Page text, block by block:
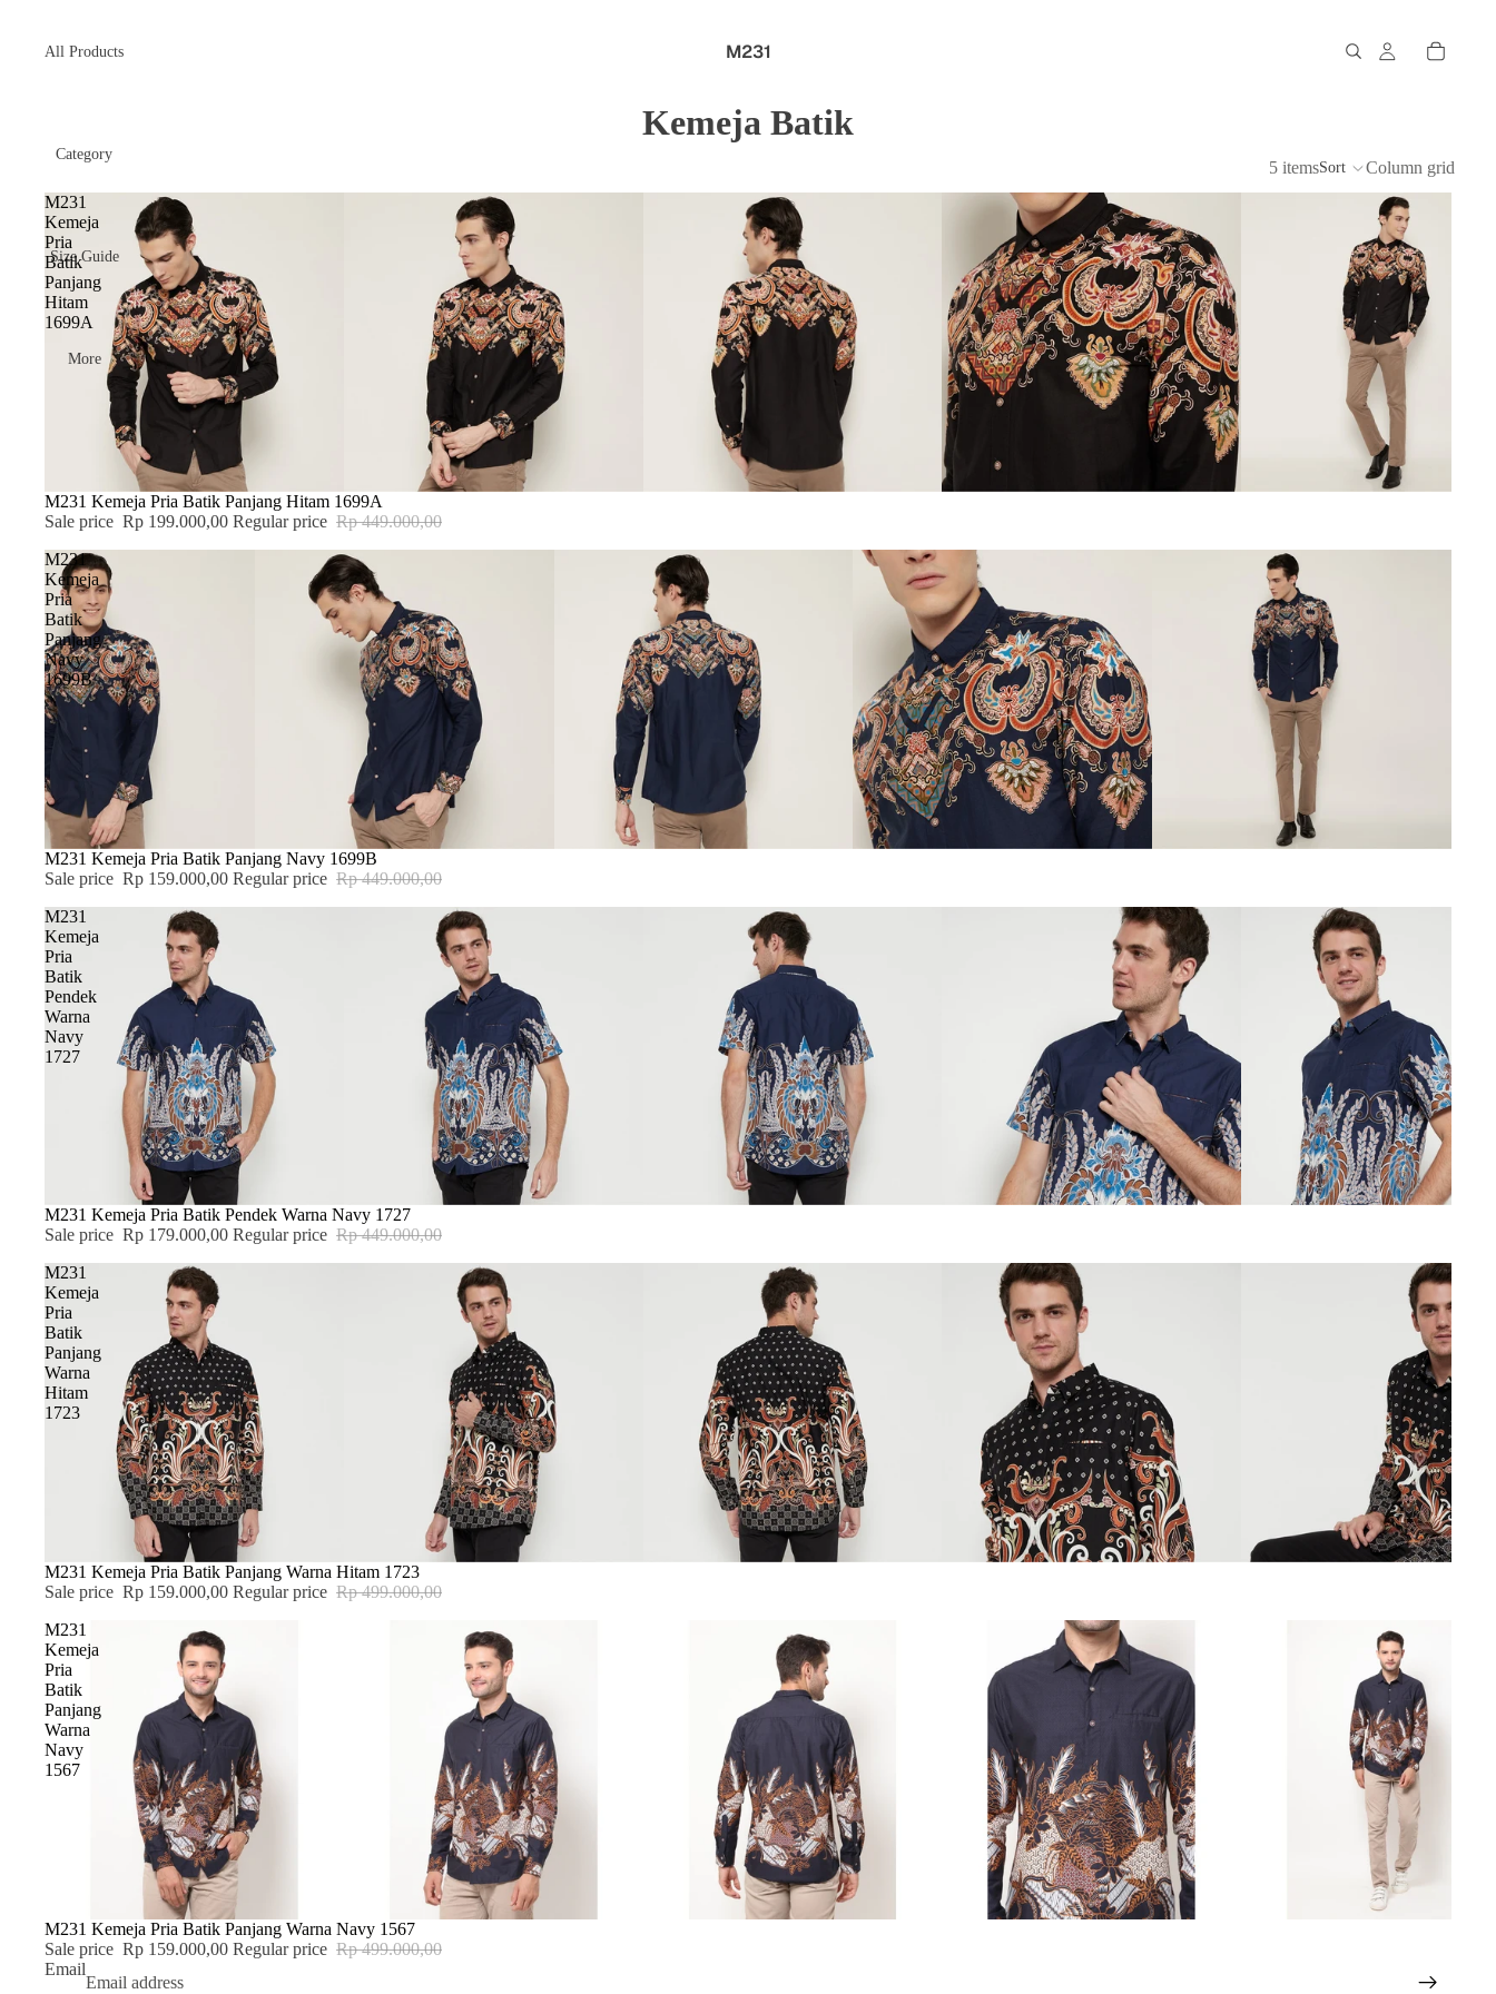
All Products
Category
Size Guide
More
M231
Kemeja Batik
5 itemsSort
Column grid
M231
Kemeja
Pria
Batik
Panjang
Hitam
1699A
SALE
M231 Kemeja Pria Batik Panjang Hitam 1699A
Sale price Rp 199.000,00 Regular price Rp 449.000,00
M231
Kemeja
Pria
Batik
Panjang
Navy
1699B
SALE
M231 Kemeja Pria Batik Panjang Navy 1699B
Sale price Rp 159.000,00 Regular price Rp 449.000,00
M231
Kemeja
Pria
Batik
Pendek
Warna
Navy
1727
SALE
M231 Kemeja Pria Batik Pendek Warna Navy 1727
Sale price Rp 179.000,00 Regular price Rp 449.000,00
M231
Kemeja
Pria
Batik
Panjang
Warna
Hitam
1723
SALE
M231 Kemeja Pria Batik Panjang Warna Hitam 1723
Sale price Rp 159.000,00 Regular price Rp 499.000,00
M231
Kemeja
Pria
Batik
Panjang
Warna
Navy
1567
SALE
M231 Kemeja Pria Batik Panjang Warna Navy 1567
Sale price Rp 159.000,00 Regular price Rp 499.000,00
Email